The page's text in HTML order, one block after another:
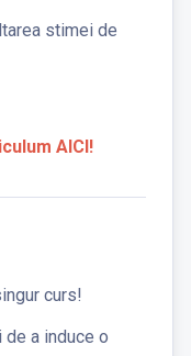
stimei de
AICI!
curs!
a induce o